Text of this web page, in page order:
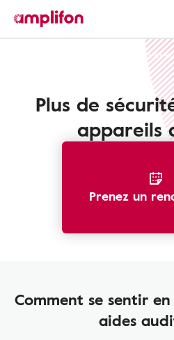
Appareils auditifs : types, avantages et
Plus de
appareils
Prenez un
Comment se sentir
aides